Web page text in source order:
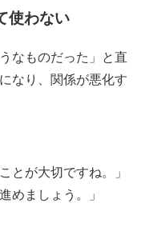
使わない
なものだった」と直
なり、関係が悪化す
とが大切ですね。」
めましょう。」